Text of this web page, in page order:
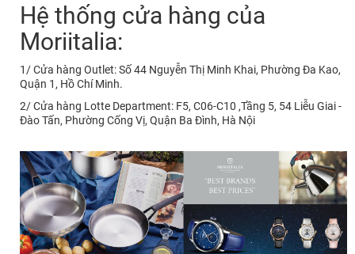
Hệ thống cửa hàng của
Moriitalia:
1/ Cửa hàng Outlet: Số 44 Nguyễn Thị Minh Khai, Phường Đa Kao,
Quận 1, Hồ Chí Minh.
2/ Cửa hàng Lotte Department: F5, C06-C10 ,Tầng 5, 54 Liễu Giai -
Đào Tấn, Phường Cống Vị, Quận Ba Đình, Hà Nội